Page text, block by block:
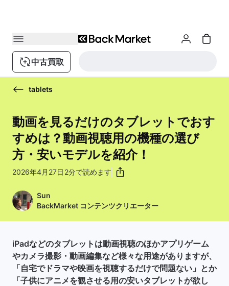
中古買取
tablets
動画を見るだけのタブレットでおす
すめは？動画視聴用の機種の選び
方・安いモデルを紹介！
2026年4月27日 2分で読めます
Sun
BackMarket コンテンツクリエーター
iPadなどのタブレットは動画視聴のほかアプリゲーム
やカメラ撮影・動画編集など様々な用途がありますが、
「自宅でドラマや映画を視聴するだけで問題ない」とか
「子供にアニメを観させる用の安いタブレットが欲し